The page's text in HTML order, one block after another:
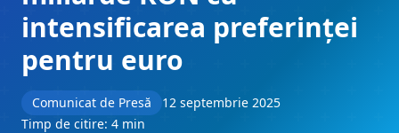
intensificarea preferinței
pentru euro
Comunicat de Presă
12 septembrie 2025
Timp de citire: 4 min